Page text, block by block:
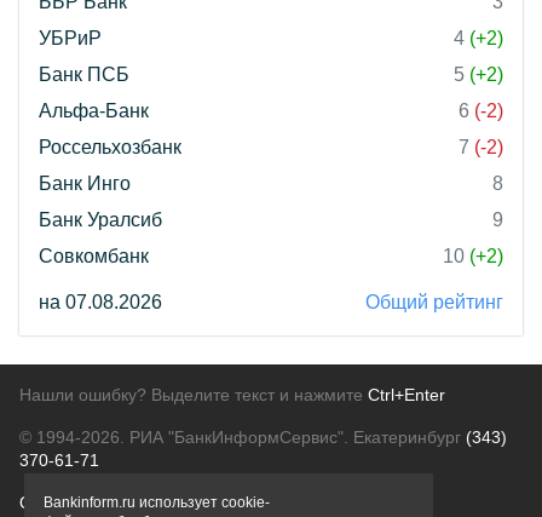
УБРиР
4 (+2)
Банк ПСБ
5 (+2)
Альфа-Банк
6 (-2)
Россельхозбанк
7 (-2)
Банк Инго
8
Банк Уралсиб
9
Совкомбанк
10 (+2)
на 07.08.2026 Общий рейтинг
Нашли ошибку? Выделите текст и нажмите Ctrl+Enter
© 1994-2026. РИА "БанкИнформСервис". Екатеринбург (343)
370-61-71
О проектеПолитика конфиденциальности
Bankinform.ru использует cookie-